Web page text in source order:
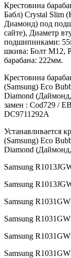
Крестовина
Бабл) Crystal Slim
Диамонд) под
сайте), Диаметр
подшипниками:
шкива: Болт М12,
барабана: 222мм.
Крестовина
(Samsung) Eco
Diamond
замен : Cod729 /
DC9711292A
Устанавливается
(Samsung) Eco
Diamond
Samsung
Samsung
Samsung
Samsung
Samsung
Samsung